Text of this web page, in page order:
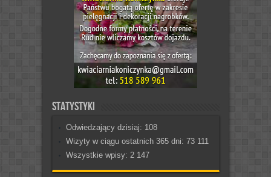
Statystyki
Odwiedzający dzisiaj: 108
Wizyty w ciągu ostatnich 365 dni: 73 111
Wszystkie wpisy: 2 147